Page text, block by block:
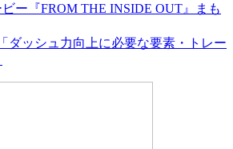
ー『FROM THE INSIDE OUT』まも
ダッシュ力向上に必要な要素・トレー